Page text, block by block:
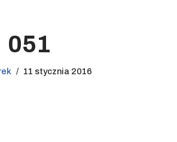
051
11 stycznia 2016